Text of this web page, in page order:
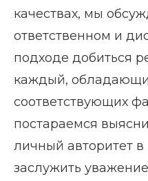
качествах, мы
ответственном и
подходе добиться
каждый,
соответствующих
постараемся
личный авторитет в
заслужить